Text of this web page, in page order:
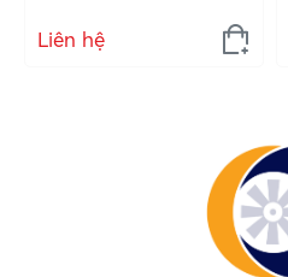
Liên hệ